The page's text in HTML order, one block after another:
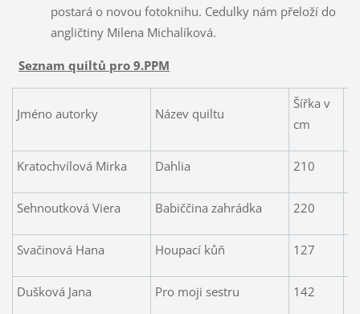
postará o novou fotoknihu. Cedulky nám přeloží do
angličtiny Milena Michalíková.
Seznam quiltů pro 9.PPM
Jméno autorky Název quiltu
Šířka v
cm
Kratochvílová Mirka Dahlia 210
Sehnoutková Viera Babiččina zahrádka 220
Svačinová Hana Houpací kůň 127
Dušková Jana Pro moji sestru 142